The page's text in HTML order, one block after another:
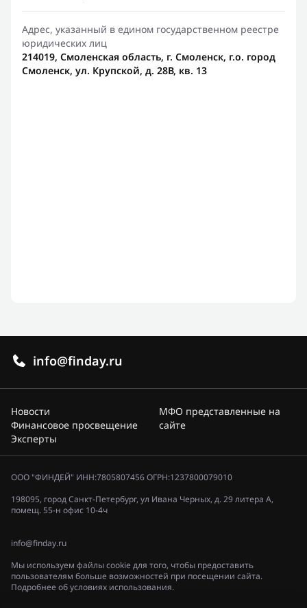
Адрес, указанный в едином государственном реестре
юридических лиц
214019, Смоленская область, г. Смоленск, г.о. город
Смоленск, ул. Крупской, д. 28В, кв. 13
info@finday.ru
Новости
Финансовое просвещение
Эксперты
МФО представленные на
сайте
ООО "ФИНДЕЙ" ИНН:7805807456 ОГРН:1237800079010
198095, город Санкт-Петербург, ул Ивана Черных, д. 29 литера А,
помещ. 55-н офис 10-4ч
info@finday.ru
Мы используем файлы cookie для того, чтобы предоставить
пользователям больше возможностей при посещении сайта.
Подробнее об условиях использования.